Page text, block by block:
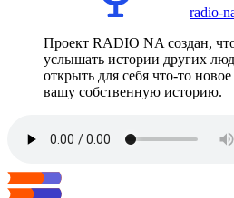
radio-
Проект RADIO NA создан,
услышать истории других
открыть для себя что-то
вашу собственную историю.